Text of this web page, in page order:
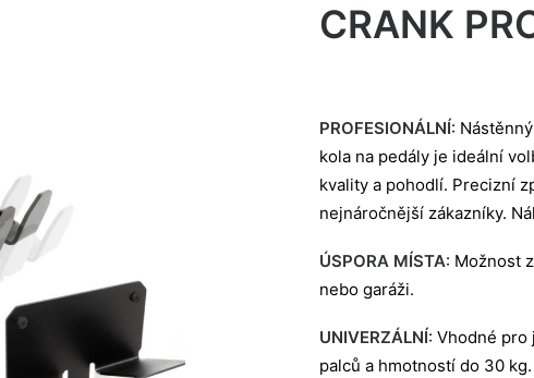
CRANK
PROFESIONÁLNÍ:
kola na pedály je ideální
kvality a pohodlí. Precizní
nejnáročnější zákazníky.
ÚSPORA MÍSTA: Možnost
nebo garáži.
UNIVERZÁLNÍ: Vhodné pro
palců a hmotností do 30